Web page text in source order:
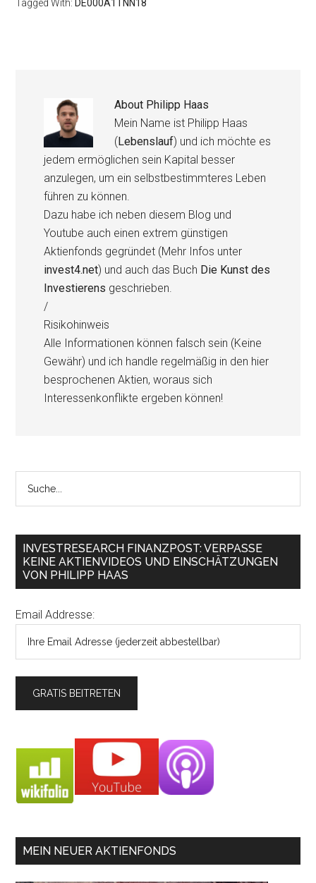
Tagged With: DE000A1TNN18
About Philipp Haas
Mein Name ist Philipp Haas
( Lebenslauf) und ich möchte es
jedem ermöglichen sein Kapital besser
anzulegen, um ein selbstbestimmteres Leben
führen zu können.
Dazu habe ich neben diesem Blog und
Youtube auch einen extrem günstigen
Aktienfonds gegründet (Mehr Infos unter
invest4.net) und auch das Buch Die Kunst des
Investierens geschrieben.
/
Risikohinweis
Alle Informationen können falsch sein (Keine
Gewähr) und ich handle regelmäßig in den hier
besprochenen Aktien, woraus sich
Interessenkonflikte ergeben können!
INVESTRESEARCH FINANZPOST: VERPASSE
KEINE AKTIENVIDEOS UND EINSCHÄTZUNGEN
VON PHILIPP HAAS
Email Addresse:
MEIN NEUER AKTIENFONDS